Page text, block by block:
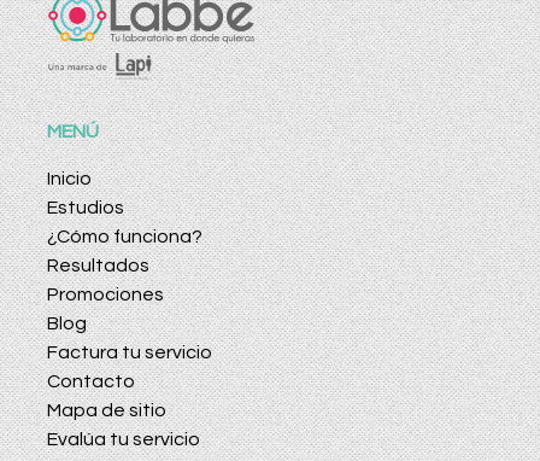
MENÚ
Inicio
Estudios
¿Cómo funciona?
Resultados
Promociones
Blog
Factura tu servicio
Contacto
Mapa de sitio
Evalúa tu servicio